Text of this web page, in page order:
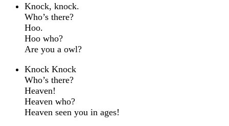
Knock, knock.
Who’s there?
Hoo.
Hoo who?
Are you a owl?
Knock Knock
Who’s there?
Heaven!
Heaven who?
Heaven seen you in ages!